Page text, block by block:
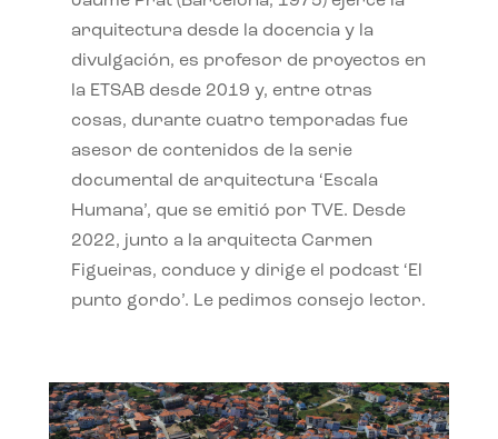
arquitectura desde la docencia y la
divulgación, es profesor de proyectos en
la ETSAB desde 2019 y, entre otras
cosas, durante cuatro temporadas fue
asesor de contenidos de la serie
documental de arquitectura ‘Escala
Humana’, que se emitió por TVE. Desde
2022, junto a la arquitecta Carmen
Figueiras, conduce y dirige el podcast ‘El
punto gordo’. Le pedimos consejo lector.